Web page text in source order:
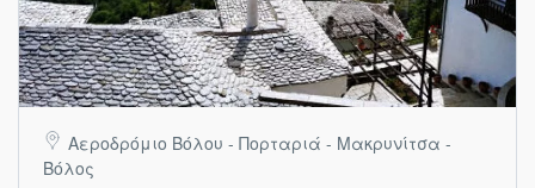
Αεροδρόμιο Βόλου - Πορταριά - Μακρυνίτσα -
Βόλος